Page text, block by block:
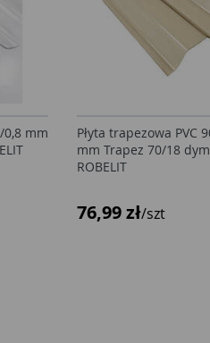
0,8 mm
Płyta trapezowa PVC
mm Trapez 70/18
ROBELIT
76,99 zł/szt